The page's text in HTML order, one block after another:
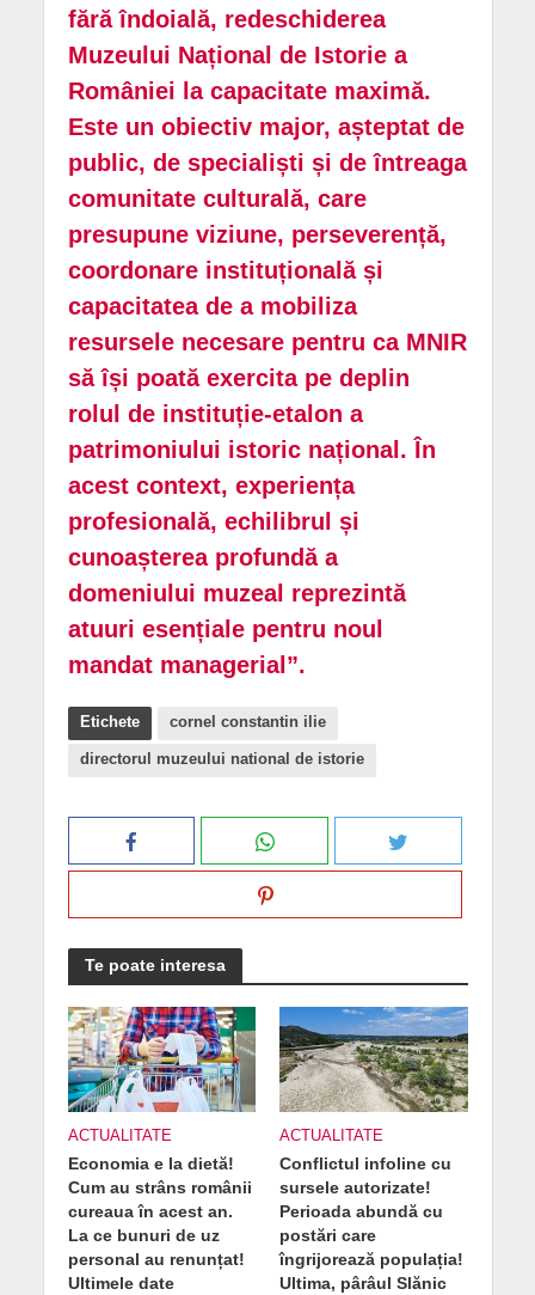
fără îndoială, redeschiderea
Muzeului Național de Istorie a
României la capacitate maximă.
Este un obiectiv major, așteptat de
public, de specialiști și de întreaga
comunitate culturală, care
presupune viziune, perseverență,
coordonare instituțională și
capacitatea de a mobiliza
resursele necesare pentru ca MNIR
să își poată exercita pe deplin
rolul de instituție-etalon a
patrimoniului istoric național. În
acest context, experiența
profesională, echilibrul și
cunoașterea profundă a
domeniului muzeal reprezintă
atuuri esențiale pentru noul
mandat managerial”.
Etichete cornel constantin ilie
directorul muzeului national de istorie
Te poate interesa
ACTUALITATE
Economia e la dietă!
Cum au strâns românii
cureaua în acest an.
La ce bunuri de uz
personal au renunțat!
Ultimele date
ACTUALITATE
Conflictul infoline cu
sursele autorizate!
Perioada abundă cu
postări care
îngrijorează populația!
Ultima, pârâul Slănic